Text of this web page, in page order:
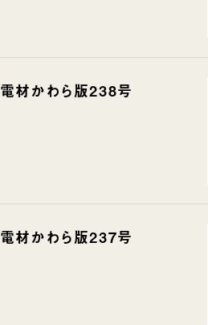
電材かわら版238号
電材かわら版237号